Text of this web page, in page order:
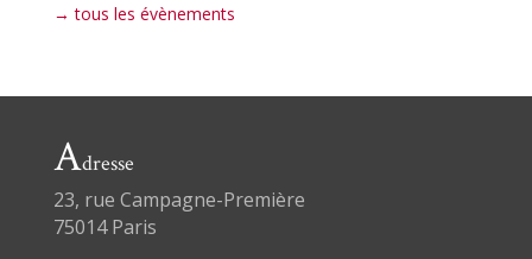
→ tous les évènements
Adresse
23, rue Campagne-Première
75014 Paris